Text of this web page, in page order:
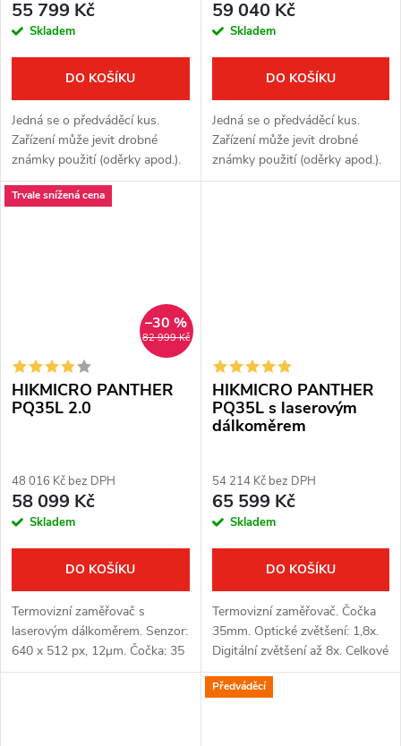
55 799 Kč
Skladem
DO KOŠÍKU
Jedná se o předváděcí kus.
Zařízení může jevit drobné
známky použití (oděrky apod.).
Zařízení je plně funkční.
Kompletní balení. Plná záruka
59 040 Kč
Skladem
DO KOŠÍKU
Jedná se o předváděcí kus.
Zařízení může jevit drobné
známky použití (oděrky apod.).
Zařízení je plně funkční.
Trvale snížená cena
82 999 Kč
–30 %
HIKMICRO PANTHER
PQ35L 2.0
48 016 Kč bez DPH
58 099 Kč
Skladem
DO KOŠÍKU
Termovizní zaměřovač s
laserovým dálkoměrem. Senzor:
640 x 512 px, 12μm. Čočka: 35
mm. Citlivost termovizního
HIKMICRO PANTHER
PQ35L s laserovým
dálkoměrem
54 214 Kč bez DPH
65 599 Kč
Skladem
DO KOŠÍKU
Termovizní zaměřovač. Čočka
35mm. Optické zvětšení: 1,8x.
Digitální zvětšení až 8x. Celkové
zvětšení: 14,4x. Detekce až
1800 m. Displej OLED
Předváděcí